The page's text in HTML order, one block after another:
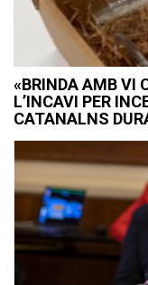
«BRINDA AMB VI
L’INCAVI PER
CATANALNS